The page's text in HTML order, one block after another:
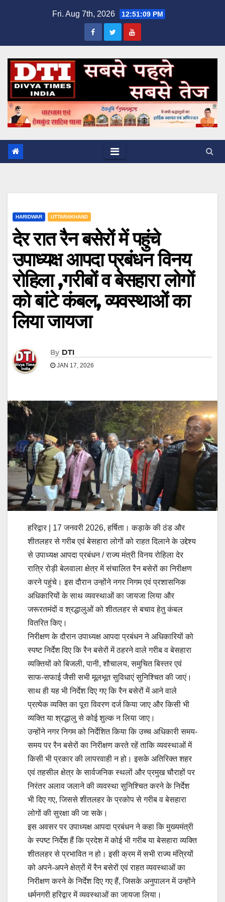
Fri. Aug 7th, 2026 12:51:09 PM
HARIDWAR UTTARAKHAND
देर रात रैन बसेरों में पहुंचे
उपाध्यक्ष आपदा प्रबंधन विनय
रोहिला ,गरीबों व बेसहारा लोगों
को बांटे कंबल, व्यवस्थाओं का
लिया जायजा
By DTI
JAN 17, 2026
हरिद्वार | 17 जनवरी 2026, हर्षिता। कड़ाके की ठंड और
शीतलहर से गरीब एवं बेसहारा लोगों को राहत दिलाने के उद्देश्य
से उपाध्यक्ष आपदा प्रबंधन / राज्य मंत्री विनय रोहिला देर
रात्रि रोड़ी बेलवाला क्षेत्र में संचालित रैन बसेरों का निरीक्षण
करने पहुंचे। इस दौरान उन्होंने नगर निगम एवं प्रशासनिक
अधिकारियों के साथ व्यवस्थाओं का जायजा लिया और
जरूरतमंदों व श्रद्धालुओं को शीतलहर से बचाव हेतु कंबल
वितरित किए।
निरीक्षण के दौरान उपाध्यक्ष आपदा प्रबंधन ने अधिकारियों को
स्पष्ट निर्देश दिए कि रैन बसेरों में ठहरने वाले गरीब व बेसहारा
व्यक्तियों को बिजली, पानी, शौचालय, समुचित बिस्तर एवं
साफ-सफाई जैसी सभी मूलभूत सुविधाएं सुनिश्चित की जाएं।
साथ ही यह भी निर्देश दिए गए कि रैन बसेरों में आने वाले
प्रत्येक व्यक्ति का पूरा विवरण दर्ज किया जाए और किसी भी
व्यक्ति या श्रद्धालु से कोई शुल्क न लिया जाए।
उन्होंने नगर निगम को निर्देशित किया कि उच्च अधिकारी समय-
समय पर रैन बसेरों का निरीक्षण करते रहें ताकि व्यवस्थाओं में
किसी भी प्रकार की लापरवाही न हो। इसके अतिरिक्त शहर
एवं तहसील क्षेत्र के सार्वजनिक स्थलों और प्रमुख चौराहों पर
निरंतर अलाव जलाने की व्यवस्था सुनिश्चित करने के निर्देश
भी दिए गए, जिससे शीतलहर के प्रकोप से गरीब व बेसहारा
लोगों की सुरक्षा की जा सके।
इस अवसर पर उपाध्यक्ष आपदा प्रबंधन ने कहा कि मुख्यमंत्री
के स्पष्ट निर्देश हैं कि प्रदेश में कोई भी गरीब या बेसहारा व्यक्ति
शीतलहर से प्रभावित न हो। इसी क्रम में सभी राज्य मंत्रियों
को अपने-अपने क्षेत्रों में रैन बसेरों एवं राहत व्यवस्थाओं का
निरीक्षण करने के निर्देश दिए गए हैं, जिसके अनुपालन में उन्होंने
धर्मनगरी हरिद्वार में व्यवस्थाओं का जायजा लिया।